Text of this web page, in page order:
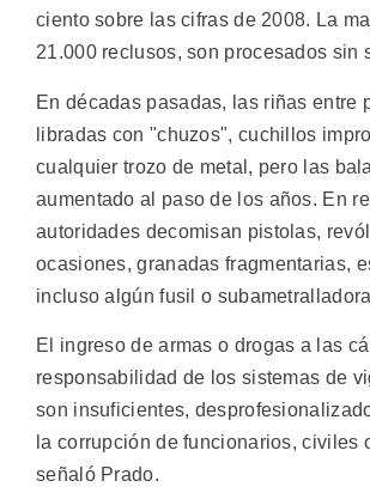
ciento sobre las cifras de 2008. La
21.000 reclusos, son procesados sin
En décadas pasadas, las riñas entre
libradas con "chuzos", cuchillos
cualquier trozo de metal, pero las
aumentado al paso de los años. En
autoridades decomisan pistolas,
ocasiones, granadas fragmentarias,
incluso algún fusil o
El ingreso de armas o drogas a las
responsabilidad de los sistemas de
son insuficientes,
la corrupción de funcionarios, civiles
señaló Prado.